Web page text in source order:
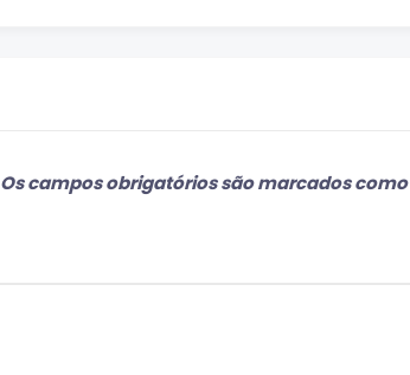
Os campos obrigatórios são marcados como